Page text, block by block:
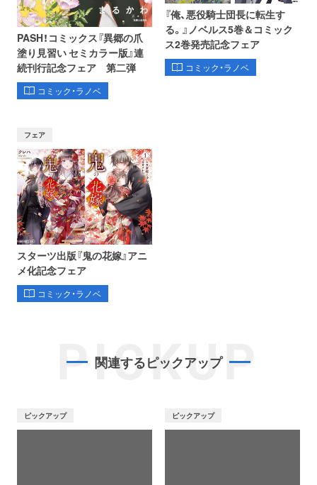
PASH！コミックス『異郷の爪
塗り見習い セミカラー版』連
続刊行記念フェア 第二弾
コミック・ラノベ
フェア
スターツ出版『鬼の花嫁』アニ
メ化記念フェア
コミック・ラノベ
『俺、悪役騎士団長に転生す
る。』ノベルス5巻＆コミック
ス2巻発売記念フェア
コミック・ラノベ
PICKUP
関連するピックアップ
ピックアップ ピックアップ